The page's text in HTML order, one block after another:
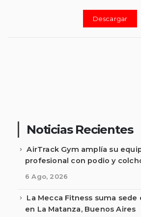
Descargar
Noticias Recientes
AirTrack Gym amplía su
profesional con podio y
6 Ago, 2026
La Mecca Fitness suma
en La Matanza, Buenos Aires